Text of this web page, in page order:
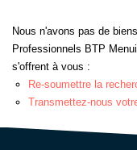
Plus de critères
Nous n'avons pas de
Professionnels BTP
s'offrent à vous :
Re-soumettre la
Transmettez-nous